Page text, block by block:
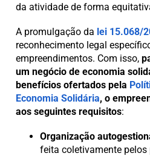
da atividade de forma
A promulgação da lei 15.068/
reconhecimento legal
empreendimentos. Com isso,
um negócio de economia
benefícios ofertados pela
Economia Solidária, o
aos seguintes requisitos:
Organização
feita coletivamente pelos